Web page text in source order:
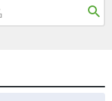
search